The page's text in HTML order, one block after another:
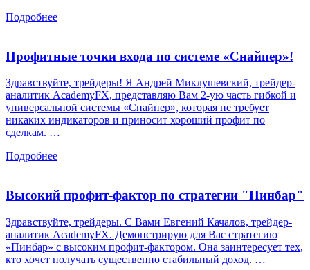
Подробнее
Профитные точки входа по системе «Снайпер»!
Здравствуйте, трейдеры! Я Андрей Миклушевский, трейдер-
аналитик AcademyFX, представляю Вам 2-ую часть гибкой и
универсальной системы «Снайпер», которая не требует
никаких индикаторов и приносит хороший профит по
сделкам. …
Подробнее
Высокий профит-фактор по стратегии "Пинбар"
Здравствуйте, трейдеры. С Вами Евгений Качалов, трейдер-
аналитик AcademyFX. Демонстрирую для Вас стратегию
«Пинбар» с высоким профит-фактором. Она заинтересует тех,
кто хочет получать существенно стабильный доход. …